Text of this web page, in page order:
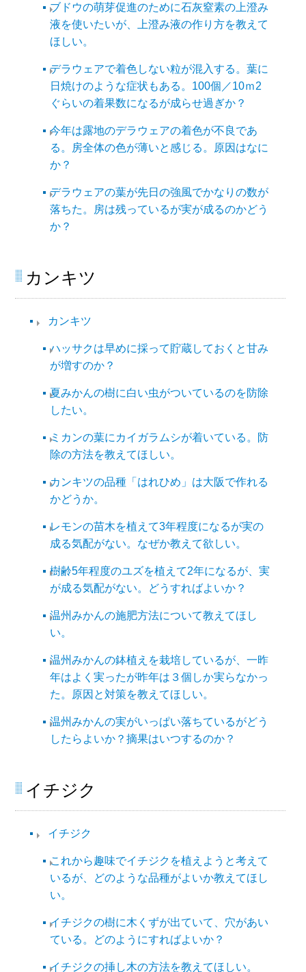
ブドウの萌芽促進のために石灰窒素の上澄み
液を使いたいが、上澄み液の作り方を教えて
ほしい。
デラウェアで着色しない粒が混入する。葉に
日焼けのような症状もある。100個／10ｍ2
ぐらいの着果数になるが成らせ過ぎか？
今年は露地のデラウェアの着色が不良であ
る。房全体の色が薄いと感じる。原因はなに
か？
デラウェアの葉が先日の強風でかなりの数が
落ちた。房は残っているが実が成るのかどう
か？
カンキツ
カンキツ
ハッサクは早めに採って貯蔵しておくと甘み
が増すのか？
夏みかんの樹に白い虫がついているのを防除
したい。
ミカンの葉にカイガラムシが着いている。防
除の方法を教えてほしい。
カンキツの品種「はれひめ」は大阪で作れる
かどうか。
レモンの苗木を植えて3年程度になるが実の
成る気配がない。なぜか教えて欲しい。
樹齢5年程度のユズを植えて2年になるが、実
が成る気配がない。どうすればよいか？
温州みかんの施肥方法について教えてほし
い。
温州みかんの鉢植えを栽培しているが、一昨
年はよく実ったが昨年は３個しか実らなかっ
た。原因と対策を教えてほしい。
温州みかんの実がいっぱい落ちているがどう
したらよいか？摘果はいつするのか？
イチジク
イチジク
これから趣味でイチジクを植えようと考えて
いるが、どのような品種がよいか教えてほし
い。
イチジクの樹に木くずが出ていて、穴があい
ている。どのようにすればよいか？
イチジクの挿し木の方法を教えてほしい。